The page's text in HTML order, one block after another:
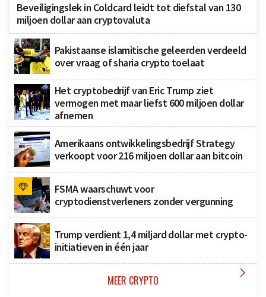
Beveiligingslek in Coldcard leidt tot diefstal van 130
miljoen dollar aan cryptovaluta
Pakistaanse islamitische geleerden verdeeld
over vraag of sharia crypto toelaat
Het cryptobedrijf van Eric Trump ziet
vermogen met maar liefst 600 miljoen dollar
afnemen
Amerikaans ontwikkelingsbedrijf Strategy
verkoopt voor 216 miljoen dollar aan bitcoin
FSMA waarschuwt voor
cryptodienstverleners zonder vergunning
Trump verdient 1,4 miljard dollar met crypto-
initiatieven in één jaar
MEER CRYPTO 